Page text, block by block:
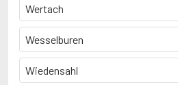
Wertach
Wesselburen
Wiedensahl